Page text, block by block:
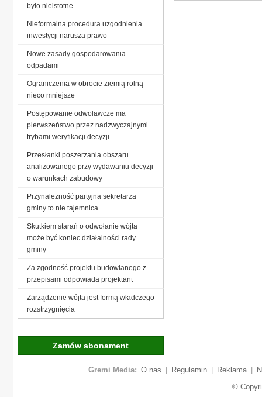
było nieistotne
Nieformalna procedura uzgodnienia
inwestycji narusza prawo
Nowe zasady gospodarowania
odpadami
Ograniczenia w obrocie ziemią rolną
nieco mniejsze
Postępowanie odwoławcze ma
pierwszeństwo przez nadzwyczajnymi
trybami weryfikacji decyzji
Przesłanki poszerzania obszaru
analizowanego przy wydawaniu decyzji
o warunkach zabudowy
Przynależność partyjna sekretarza
gminy to nie tajemnica
Skutkiem starań o odwołanie wójta
może być koniec działalności rady
gminy
Za zgodność projektu budowlanego z
przepisami odpowiada projektant
Zarządzenie wójta jest formą władczego
rozstrzygnięcia
Zamów abonament
Gremi Media: O nas Regulamin Reklama
©